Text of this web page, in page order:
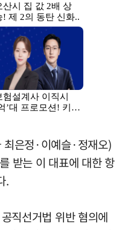
은정·이예슬·정재오)
받는 이 대표에 대한 항
.
직선거법 위반 혐의에